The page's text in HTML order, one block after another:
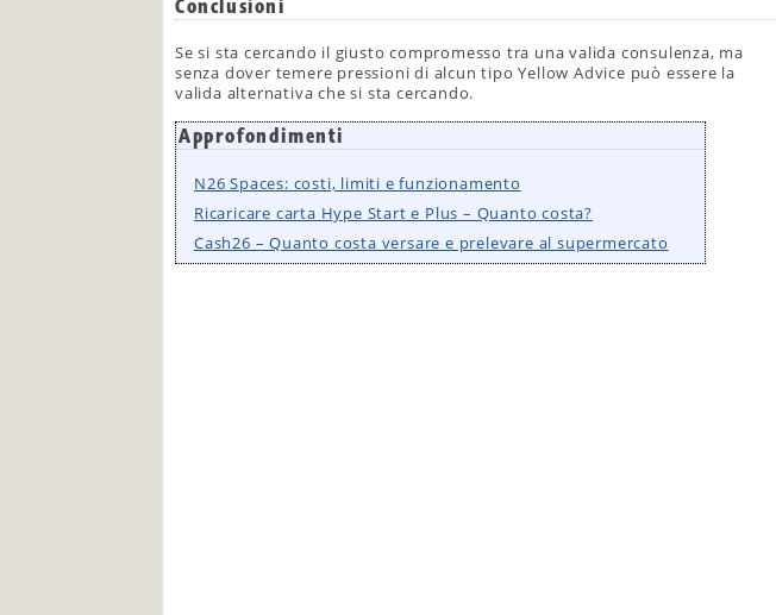
Conclusioni
Se si sta cercando il giusto compromesso tra una valida consulenza, ma
senza dover temere pressioni di alcun tipo Yellow Advice può essere la
valida alternativa che si sta cercando.
Approfondimenti
N26 Spaces: costi, limiti e funzionamento
Ricaricare carta Hype Start e Plus – Quanto costa?
Cash26 – Quanto costa versare e prelevare al supermercato